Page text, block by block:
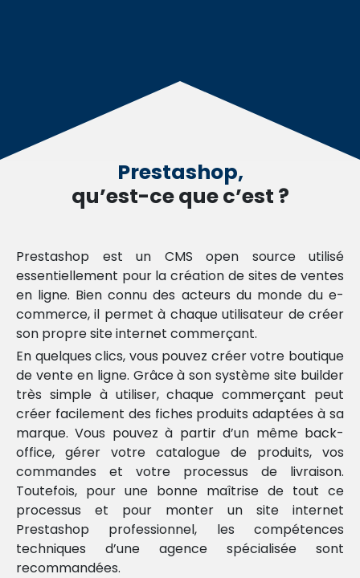
Netlinking
developer
Télémarketing
Social
selling
BtoB
Liens
commerciaux
Inbound
et
content
marketing
Emailing
et
Prestashop,
qu’est-ce que c’est ?
Prestashop est un CMS open source utilisé
essentiellement pour la création de sites de ventes
en ligne. Bien connu des acteurs du monde du e-
commerce, il permet à chaque utilisateur de créer
son propre site internet commerçant.
En quelques clics, vous pouvez créer votre boutique
de vente en ligne. Grâce à son système site builder
très simple à utiliser, chaque commerçant peut
créer facilement des fiches produits adaptées à sa
marque. Vous pouvez à partir d’un même back-
office, gérer votre catalogue de produits, vos
commandes et votre processus de livraison.
Toutefois, pour une bonne maîtrise de tout ce
processus et pour monter un site internet
Prestashop professionnel, les compétences
techniques d’une agence spécialisée sont
recommandées.